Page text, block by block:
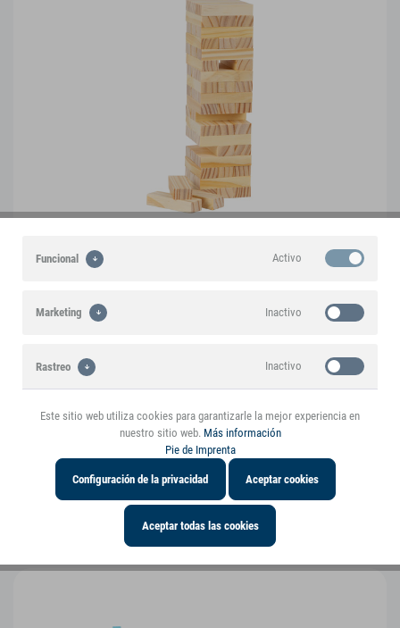
¡Aquí se requiere concentración!
Los juegos de paciencia y concentración son ahora más
populares que nunca. Con estos juegos de habilidad, la
emoción y el suspenso están garantizados.
Funcional Activo
Marketing Inactivo
Rastreo Inactivo
Este sitio web utiliza cookies para garantizarle la mejor experiencia en
nuestro sitio web. Más información
Pie de Imprenta
Configuración de la privacidad Aceptar cookies
Aceptar todas las cookies